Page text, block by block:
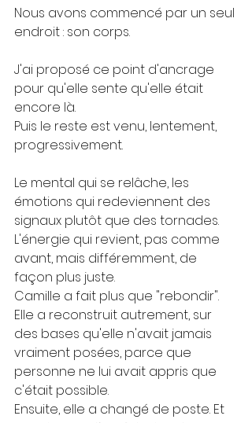
Nous avons commencé par un seul
endroit : son corps.
J'ai proposé ce point d'ancrage
pour qu'elle sente qu'elle était
encore là.
Puis le reste est venu, lentement,
progressivement.
Le mental qui se relâche, les
émotions qui redeviennent des
signaux plutôt que des tornades.
L'énergie qui revient, pas comme
avant, mais différemment, de
façon plus juste.
Camille a fait plus que "rebondir".
Elle a reconstruit autrement, sur
des bases qu'elle n'avait jamais
vraiment posées, parce que
personne ne lui avait appris que
c'était possible.
Ensuite, elle a changé de poste. Et